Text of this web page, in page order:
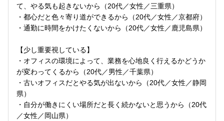
て、やる気も起きないから（20代／女性／三重県）
・都心だと色々寄り道ができるから（20代／女性／京都府）
・通勤に時間をかけたくないから（20代／女性／鹿児島県）
【少し重要視している】
・オフィスの環境によって、業務を心地良く行えるかどうか
が変わってくるから（20代／男性／千葉県）
・古いオフィスだとやる気が出ないから（20代／女性／静岡
県）
・自分が働きにくい場所だと長く続かないと思うから（20代
／女性／岡山県）